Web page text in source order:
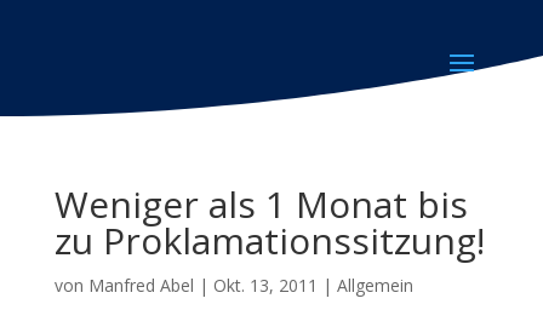
Weniger als 1 Monat bis
zu Proklamationssitzung!
von Manfred Abel | Okt. 13, 2011 | Allgemein